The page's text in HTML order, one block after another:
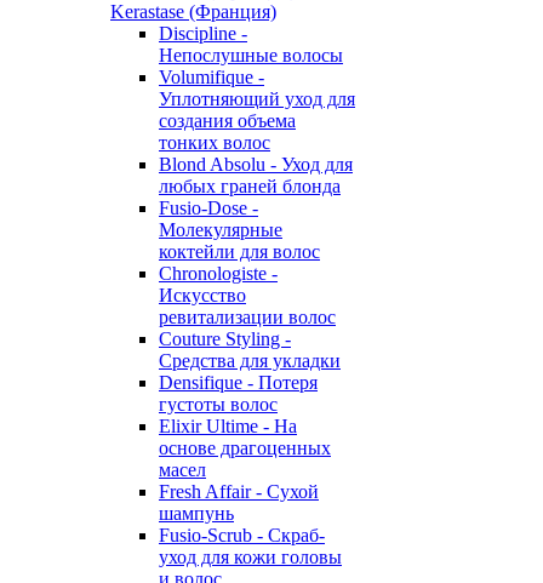
Kerastase (Франция)
Discipline -
Непослушные волосы
Volumifique -
Уплотняющий уход для
создания объема
тонких волос
Blond Absolu - Уход для
любых граней блонда
Fusio-Dose -
Молекулярные
коктейли для волос
Chronologiste -
Искусство
ревитализации волос
Couture Styling -
Средства для укладки
Densifique - Потеря
густоты волос
Elixir Ultime - На
основе драгоценных
масел
Fresh Affair - Сухой
шампунь
Fusio-Scrub - Скраб-
уход для кожи головы
и волос